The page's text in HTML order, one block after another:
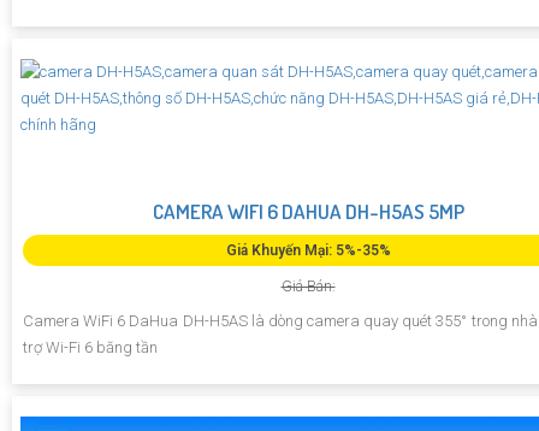
CAMERA WIFI 6 DAHUA DH-H5AS 5MP
Giá Khuyến Mại: 5%-35%
Giá Bán:
Camera WiFi 6 DaHua DH-H5AS là dòng camera quay quét 355° trong
trợ Wi-Fi 6 băng tần